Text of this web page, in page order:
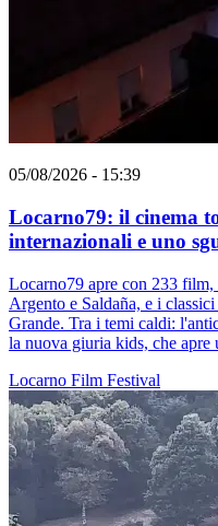
05/08/2026 - 15:39
Locarno79: il cinema
internazionali e uno
Locarno79 apre con 233
Argento e Saldaña, e i
Grande. Tra i temi caldi:
la nuova giuria kids, che
Locarno Film Festival